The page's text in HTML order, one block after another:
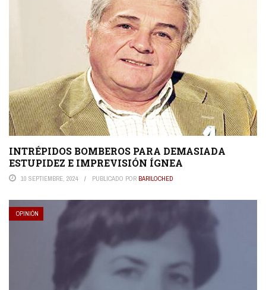
INTRÉPIDOS BOMBEROS PARA DEMASIADA
ESTUPIDEZ E IMPREVISIÓN ÍGNEA
10 SEPTIEMBRE, 2024 PUBLICADO POR BARILOCHED
OPINIÓN